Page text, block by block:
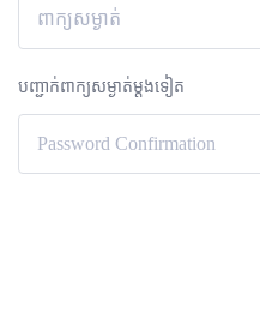
បញ្ជាក់ពាក្យសម្ងាត់ម្តងទៀត